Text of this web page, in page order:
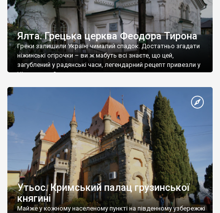
Ялта. Грецька церква Феодора Тирона
Греки залишили Україні чималий спадок. Достатньо згадати
ніжинські огірочки – ви ж мабуть всі знаєте, що цей,
загублений у радянські часи, легендарний рецепт привезли у
Ніжин греки?
Утьос. Кримський палац грузинської
княгині
Майже у кожному населеному пункті на південному узбережжі